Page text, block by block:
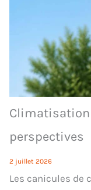
Climatisation
perspectives
2 juillet 2026
Les canicules de